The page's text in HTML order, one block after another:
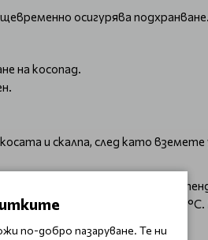
осигурява подхранване.
на косопад.
и скалпа, след като
базата на кокос, която има
при температура над
по-добро пазаруване. Те ни